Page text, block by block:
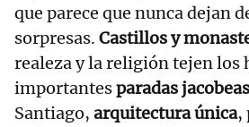
que parece que nunca dejan
sorpresas. Castillos y
realeza y la religión tejen los
importantesparadas jacobeas
Santiago, arquitectura única,